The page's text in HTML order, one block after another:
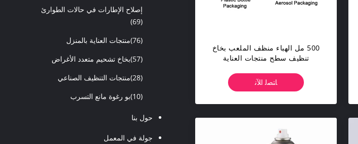
إصلاح الإطارات في حالات الطوارئ
(69)
منتجات العناية بالمنزل
(76)
بخاخ تشحيم متعدد الأغراض
(57)
منتجات التنظيف الصناعي
(28)
بو رغوة مانع التسرب
(10)
حول بنا
جولة في المعمل
500 مل الهباء منظف الملعب بخاخ
تنظيف سطح منتجات العناية
ﺎﺘﺼﻟ ﺍﻶﻧ